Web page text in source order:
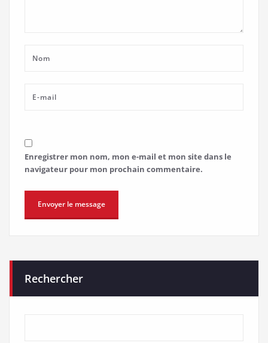
Enregistrer mon nom, mon e-mail et mon site dans le
navigateur pour mon prochain commentaire.
Rechercher